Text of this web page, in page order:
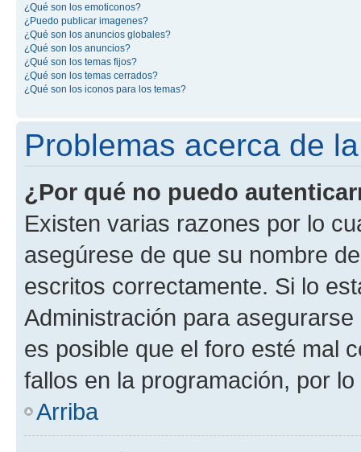
¿Qué son los emoticonos?
¿Puedo publicar imagenes?
¿Qué son los anuncios globales?
¿Qué son los anuncios?
¿Qué son los temas fijos?
¿Qué son los temas cerrados?
¿Qué son los iconos para los temas?
Problemas acerca de
¿Por qué no puedo
Existen varias razones por lo
asegúrese de que su nombre
escritos correctamente. Si lo
Administración para
es posible que el foro esté mal
fallos en la programación, por
Arriba